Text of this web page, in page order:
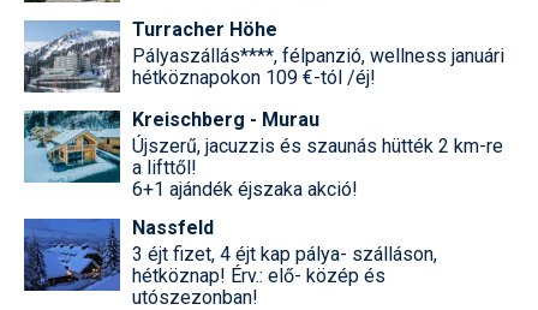
Turracher Höhe
Pályaszállás****, félpanzió, wellness januári
hétköznapokon 109 €-tól /éj!
Kreischberg - Murau
Újszerű, jacuzzis és szaunás hütték 2 km-re
a lifttől!
6+1 ajándék éjszaka akció!
Nassfeld
3 éjt fizet, 4 éjt kap pálya- szálláson,
hétköznap! Érv.: elő- közép és
utószezonban!